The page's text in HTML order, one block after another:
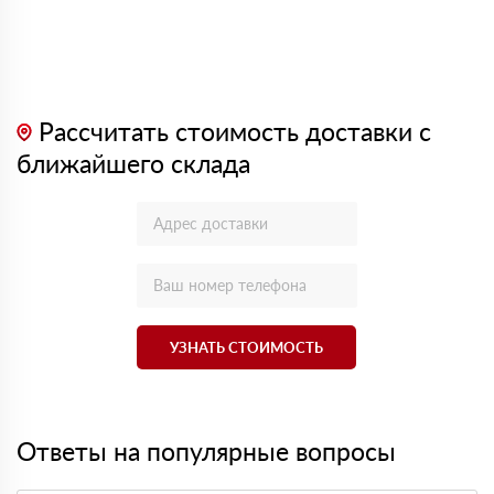
Рассчитать стоимость доставки с
ближайшего склада
УЗНАТЬ СТОИМОСТЬ
Ответы на популярные вопросы